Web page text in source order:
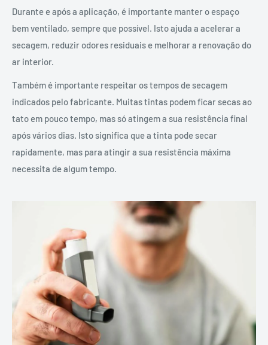
Durante e após a aplicação, é importante manter o espaço
bem ventilado, sempre que possível. Isto ajuda a acelerar a
secagem, reduzir odores residuais e melhorar a renovação do
ar interior.
Também é importante respeitar os tempos de secagem
indicados pelo fabricante. Muitas tintas podem ficar secas ao
tato em pouco tempo, mas só atingem a sua resistência final
após vários dias. Isto significa que a tinta pode secar
rapidamente, mas para atingir a sua resistência máxima
necessita de algum tempo.